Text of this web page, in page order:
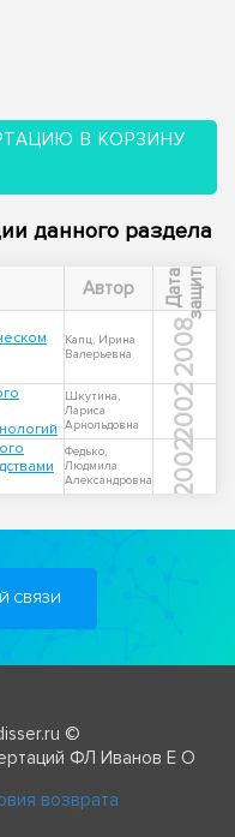
В КОРЗИНУ
данного раздела
Автор Д
а
т
а
з
а
щ
и
т ы
Капц, Ирина
Валерьевна
2008
Шкутина,
Лариса
Арнольдовна
2002
Федько,
Людмила
Александровна
2002
СВЯЗИ
©
ФЛ Иванов Е О
возврата